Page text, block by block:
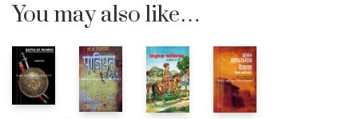
You may also like…